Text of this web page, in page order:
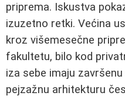
priprema. Iskustva
izuzetno retki. Većina
kroz višemesečne
fakultetu, bilo kod
iza sebe imaju
pejzažnu arhitekturu